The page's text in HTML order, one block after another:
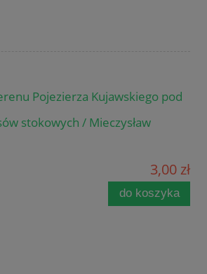
Pojezierza Kujawskiego pod
stokowych / Mieczysław
3,00 zł
do koszyka